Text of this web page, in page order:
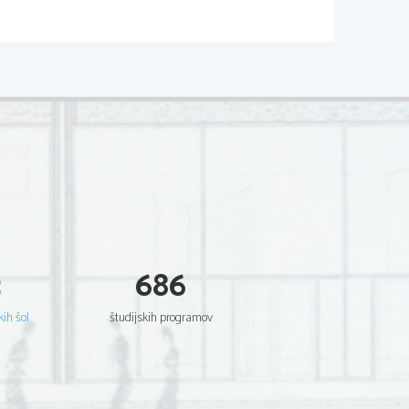
s skupino Queen ta
šol
686
študijskih programov